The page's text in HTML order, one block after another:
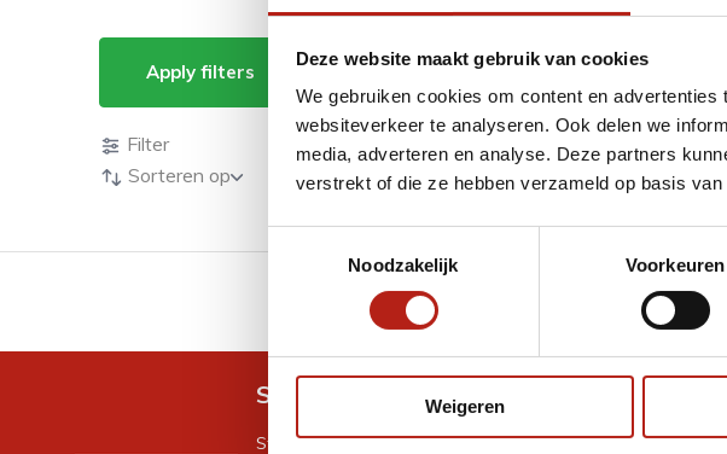
Deze website maakt gebruik van cookies
We gebruiken cookies om content en
websiteverkeer te analyseren. Ook delen we
media, adverteren en analyse. Deze partners
verstrekt of die ze hebben verzameld op basis
Noodzakelijk
Voorkeuren
Weigeren
Apply filters Producten getagd met Aqua
Producten
Filter
Sorteren op
GRATIS verzending v.a €75
Snel antwoord op je vraag?
Stel je vraag in de chat, en we helpen je graag